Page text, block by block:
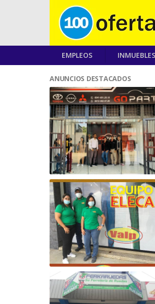
EMPLEOS INMUEBLES
ANUNCIOS DESTACADOS